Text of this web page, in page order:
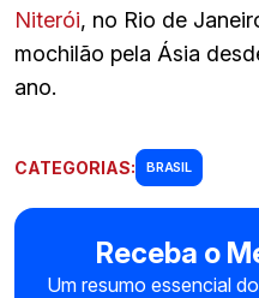
Niterói, no Rio de
mochilão pela Ásia
ano.
CATEGORIAS: BRASIL
Receba o
Um resumo essencial